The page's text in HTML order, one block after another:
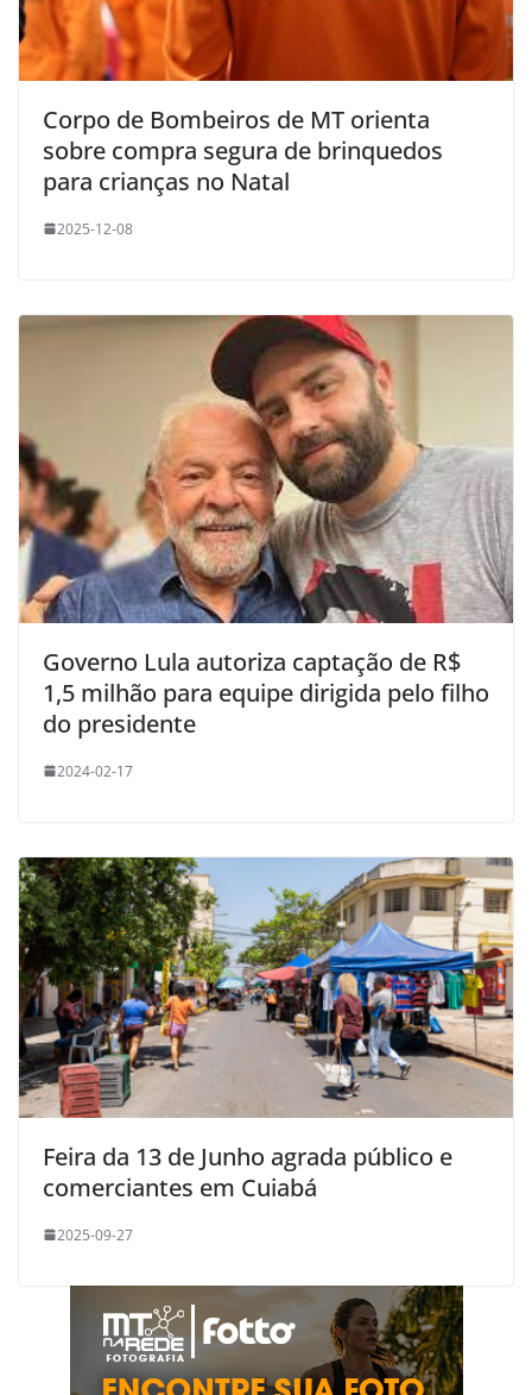
Corpo de Bombeiros de MT orienta
sobre compra segura de brinquedos
para crianças no Natal
2025-12-08
Governo Lula autoriza captação de R$
1,5 milhão para equipe dirigida pelo filho
do presidente
2024-02-17
Feira da 13 de Junho agrada público e
comerciantes em Cuiabá
2025-09-27